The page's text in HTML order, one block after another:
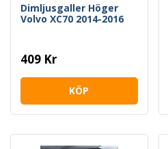
Dimljusgaller Höger
Volvo XC70 2014-2016
409 Kr
KÖP